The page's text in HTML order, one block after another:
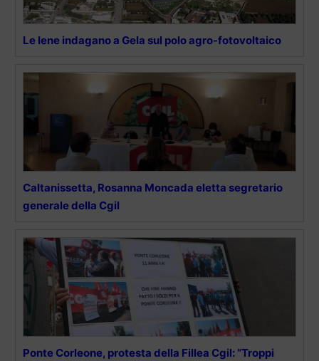
Le Iene indagano a Gela sul polo agro-fotovoltaico
Caltanissetta, Rosanna Moncada eletta segretario
generale della Cgil
Ponte Corleone, protesta della Fillea Cgil: “Troppi